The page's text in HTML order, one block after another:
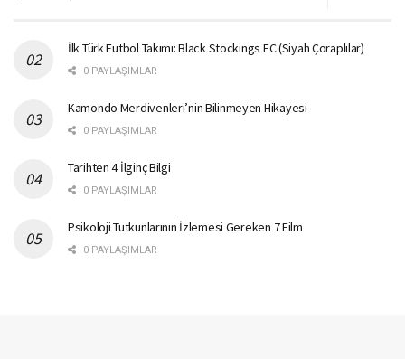
İlk Türk Futbol Takımı: Black Stockings FC (Siyah Çoraplılar)
0 PAYLAŞIMLAR
Kamondo Merdivenleri’nin Bilinmeyen Hikayesi
0 PAYLAŞIMLAR
Tarihten 4 İlginç Bilgi
0 PAYLAŞIMLAR
Psikoloji Tutkunlarının İzlemesi Gereken 7 Film
0 PAYLAŞIMLAR